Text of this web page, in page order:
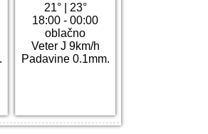
21°| 23°
18:00 - 00:00
oblačno
Veter J 9km/h
Padavine 0.1mm.